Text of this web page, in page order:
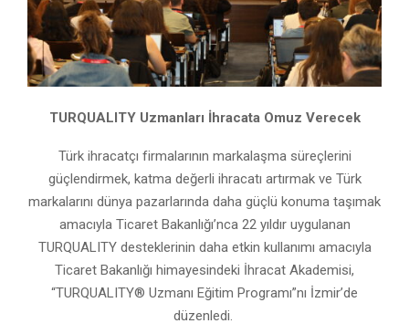
TURQUALITY Uzmanları İhracata Omuz Verecek
Türk ihracatçı firmalarının markalaşma süreçlerini
güçlendirmek, katma değerli ihracatı artırmak ve Türk
markalarını dünya pazarlarında daha güçlü konuma taşımak
amacıyla Ticaret Bakanlığı’nca 22 yıldır uygulanan
TURQUALITY desteklerinin daha etkin kullanımı amacıyla
Ticaret Bakanlığı himayesindeki İhracat Akademisi,
“TURQUALITY® Uzmanı Eğitim Programı”nı İzmir’de
düzenledi.